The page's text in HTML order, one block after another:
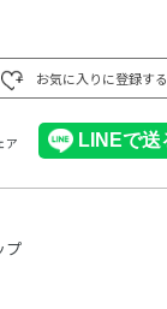
お気に入りに登録する
ア
プ